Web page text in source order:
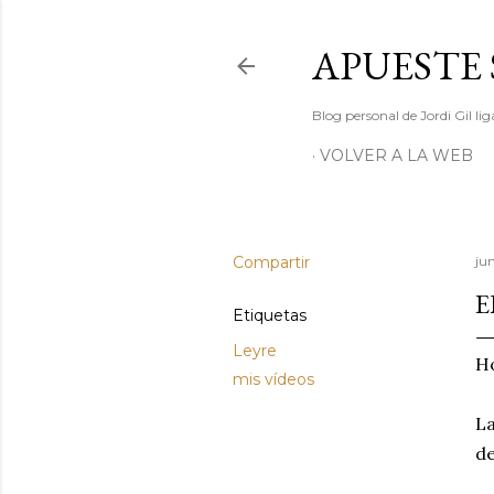
Blog personal de Jordi Gil
VOLVER A LA WEB
Compartir
Etiquetas
Leyre
mis vídeos